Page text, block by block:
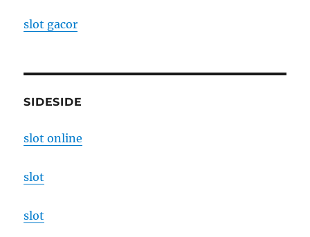
slot gacor
SIDESIDE
slot online
slot
slot